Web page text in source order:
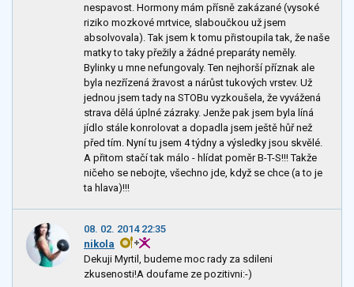
nespavost. Hormony mám přísně zakázané (vysoké
riziko mozkové mrtvice, slaboučkou už jsem
absolvovala). Tak jsem k tomu přistoupila tak, že naše
matky to taky přežily a žádné preparáty neměly.
Bylinky u mne nefungovaly. Ten nejhorší příznak ale
byla nezřízená žravost a nárůst tukových vrstev. Už
jednou jsem tady na STOBu vyzkoušela, že vyvážená
strava dělá úplné zázraky. Jenže pak jsem byla líná
jídlo stále konrolovat a dopadla jsem ještě hůř než
před tím. Nyní tu jsem 4 týdny a výsledky jsou skvělé.
A přitom stačí tak málo - hlídat poměr B-T-S!!! Takže
ničeho se nebojte, všechno jde, když se chce (a to je
ta hlava)!!!
08. 02. 2014 22:35
nikola
Dekuji Myrtil, budeme moc rady za sdileni
zkusenosti!A doufame ze pozitivni:-)